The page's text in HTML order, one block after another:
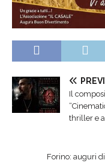
Il
thriller e
Forino: auguri